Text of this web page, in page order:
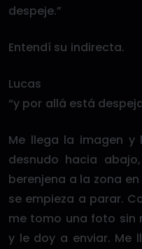
despeje.”
Entendí su indirecta.
Lucas
“y por allá está
Me llega la imagen
desnudo hacia
berenjena a la zona
se empieza a parar.
me tomo una foto sin
y le doy a enviar. Me